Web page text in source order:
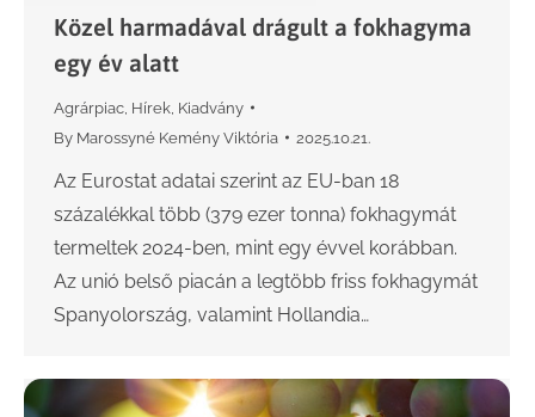
Közel harmadával drágult a fokhagyma
egy év alatt
Agrárpiac Hírek Kiadvány
By Marossyné Kemény Viktória 2025.10.21.
Az Eurostat adatai szerint az EU-ban 18
százalékkal több (379 ezer tonna) fokhagymát
termeltek 2024-ben, mint egy évvel korábban.
Az unió belső piacán a legtöbb friss fokhagymát
Spanyolország, valamint Hollandia…